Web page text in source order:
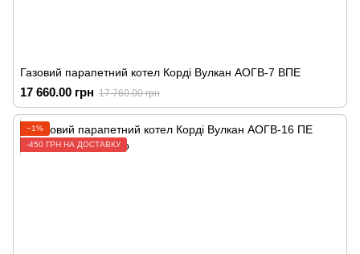
Газовий парапетний котел Корді Вулкан АОГВ-7 ВПЕ
17 660.00 грн 17 760.00 грн
−1%
-450 ГРН НА ДОСТАВКУ